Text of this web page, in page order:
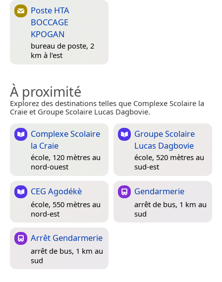
Poste HTA
BOCCAGE
KPOGAN
bureau de poste, 2
km à l’est
À proximité
Explorez des destinations telles que Complexe Scolaire la
Craie et Groupe Scolaire Lucas Dagbovie.
Complexe Scolaire
la Craie
école, 120 mètres au
nord-ouest
Groupe Scolaire
Lucas Dagbovie
école, 520 mètres au
sud-est
CEG Agodékè
école, 550 mètres au
nord-est
Gendarmerie
arrêt de bus, 1 km au
sud
Arrêt Gendarmerie
arrêt de bus, 1 km au
sud